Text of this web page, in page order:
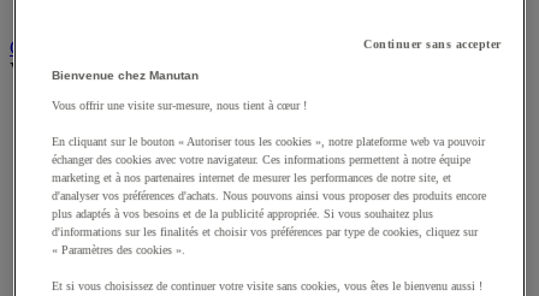
Convoyeur
Voir toute la catégorie
Accessoires pour convoyeur
Convoyeur à rouleaux
Convoyeur extensible et mobile
Convoyeur motorisé à bande
Convoyeur pour palettes
Rail et barrette de manutention
Table à billes
Continuer sans accepter
Bienvenue chez Manutan
Vous offrir une visite sur-mesure, nous tient à cœur !
En cliquant sur le bouton « Autoriser tous les cookies », notre plateforme web va pouvoir
échanger des cookies avec votre navigateur. Ces informations permettent à notre équipe
marketing et à nos partenaires internet de mesurer les performances de notre site, et
d'analyser vos préférences d'achats. Nous pouvons ainsi vous proposer des produits encore
plus adaptés à vos besoins et de la publicité appropriée. Si vous souhaitez plus
d'informations sur les finalités et choisir vos préférences par type de cookies, cliquez sur
« Paramètres des cookies ».
Et si vous choisissez de continuer votre visite sans cookies, vous êtes le bienvenu aussi !